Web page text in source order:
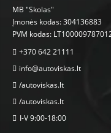
MB "Skolas"
Įmonės kodas: 304136883
PVM kodas:
+370 642 21111
info@autoviskas.lt
/autoviskas.lt
/autoviskas.lt
I-V 9:00-18:00